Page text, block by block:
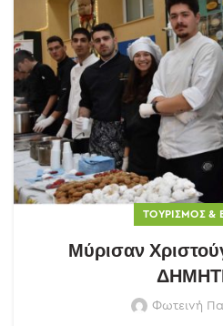
ΤΟΥΡΙΣΜΌΣ &
Μύρισαν
Φωτεινή